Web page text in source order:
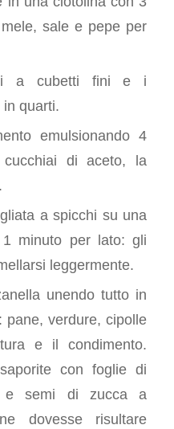
sale e pepe per
a cubetti fini e i
quarti.
emulsionando 4
di aceto, la
a spicchi su una
minuto per lato: gli
leggermente.
unendo tutto in
pane, verdure, cipolle
e il condimento.
con foglie di
e semi di zucca a
dovesse risultare